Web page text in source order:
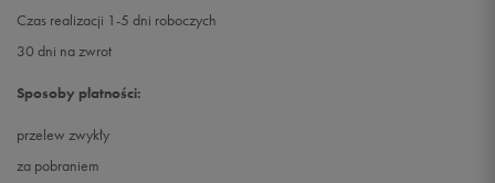
Czas realizacji 1-5 dni roboczych
30 dni na zwrot
Sposoby płatności:
przelew zwykły
za pobraniem